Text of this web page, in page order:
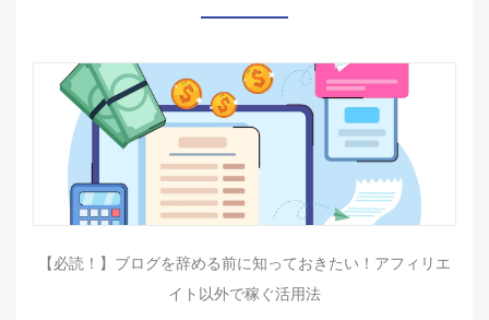
【必読！】ブログを辞める前に知っておきたい！アフィリエ
イト以外で稼ぐ活用法